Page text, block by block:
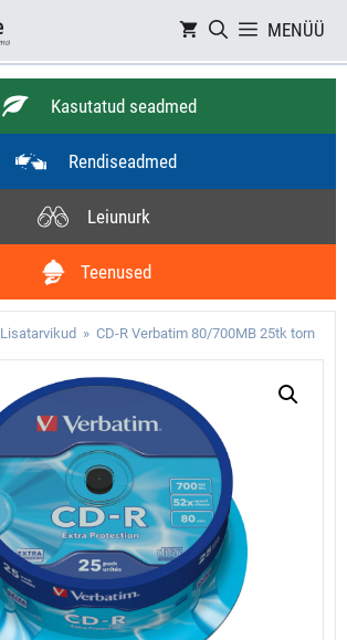
MENÜÜ
Kasutatud seadmed
Rendiseadmed
Leiunurk
Teenused
Lisatarvikud » CD-R Verbatim 80/700MB 25tk torn